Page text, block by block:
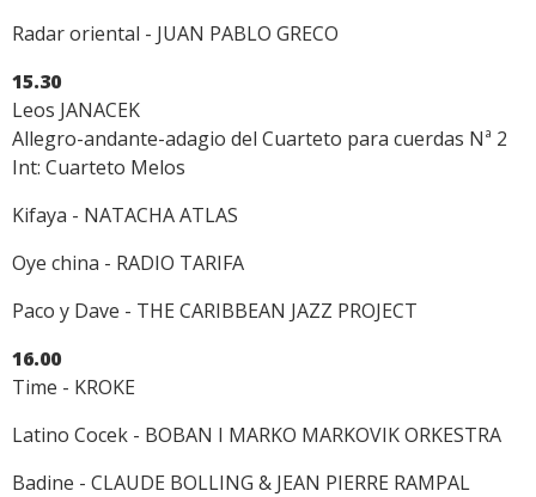
Radar oriental - JUAN PABLO GRECO
15.30
Leos JANACEK
Allegro-andante-adagio del Cuarteto para cuerdas Nª 2
Int: Cuarteto Melos
Kifaya - NATACHA ATLAS
Oye china - RADIO TARIFA
Paco y Dave - THE CARIBBEAN JAZZ PROJECT
16.00
Time - KROKE
Latino Cocek - BOBAN I MARKO MARKOVIK ORKESTRA
Badine - CLAUDE BOLLING & JEAN PIERRE RAMPAL